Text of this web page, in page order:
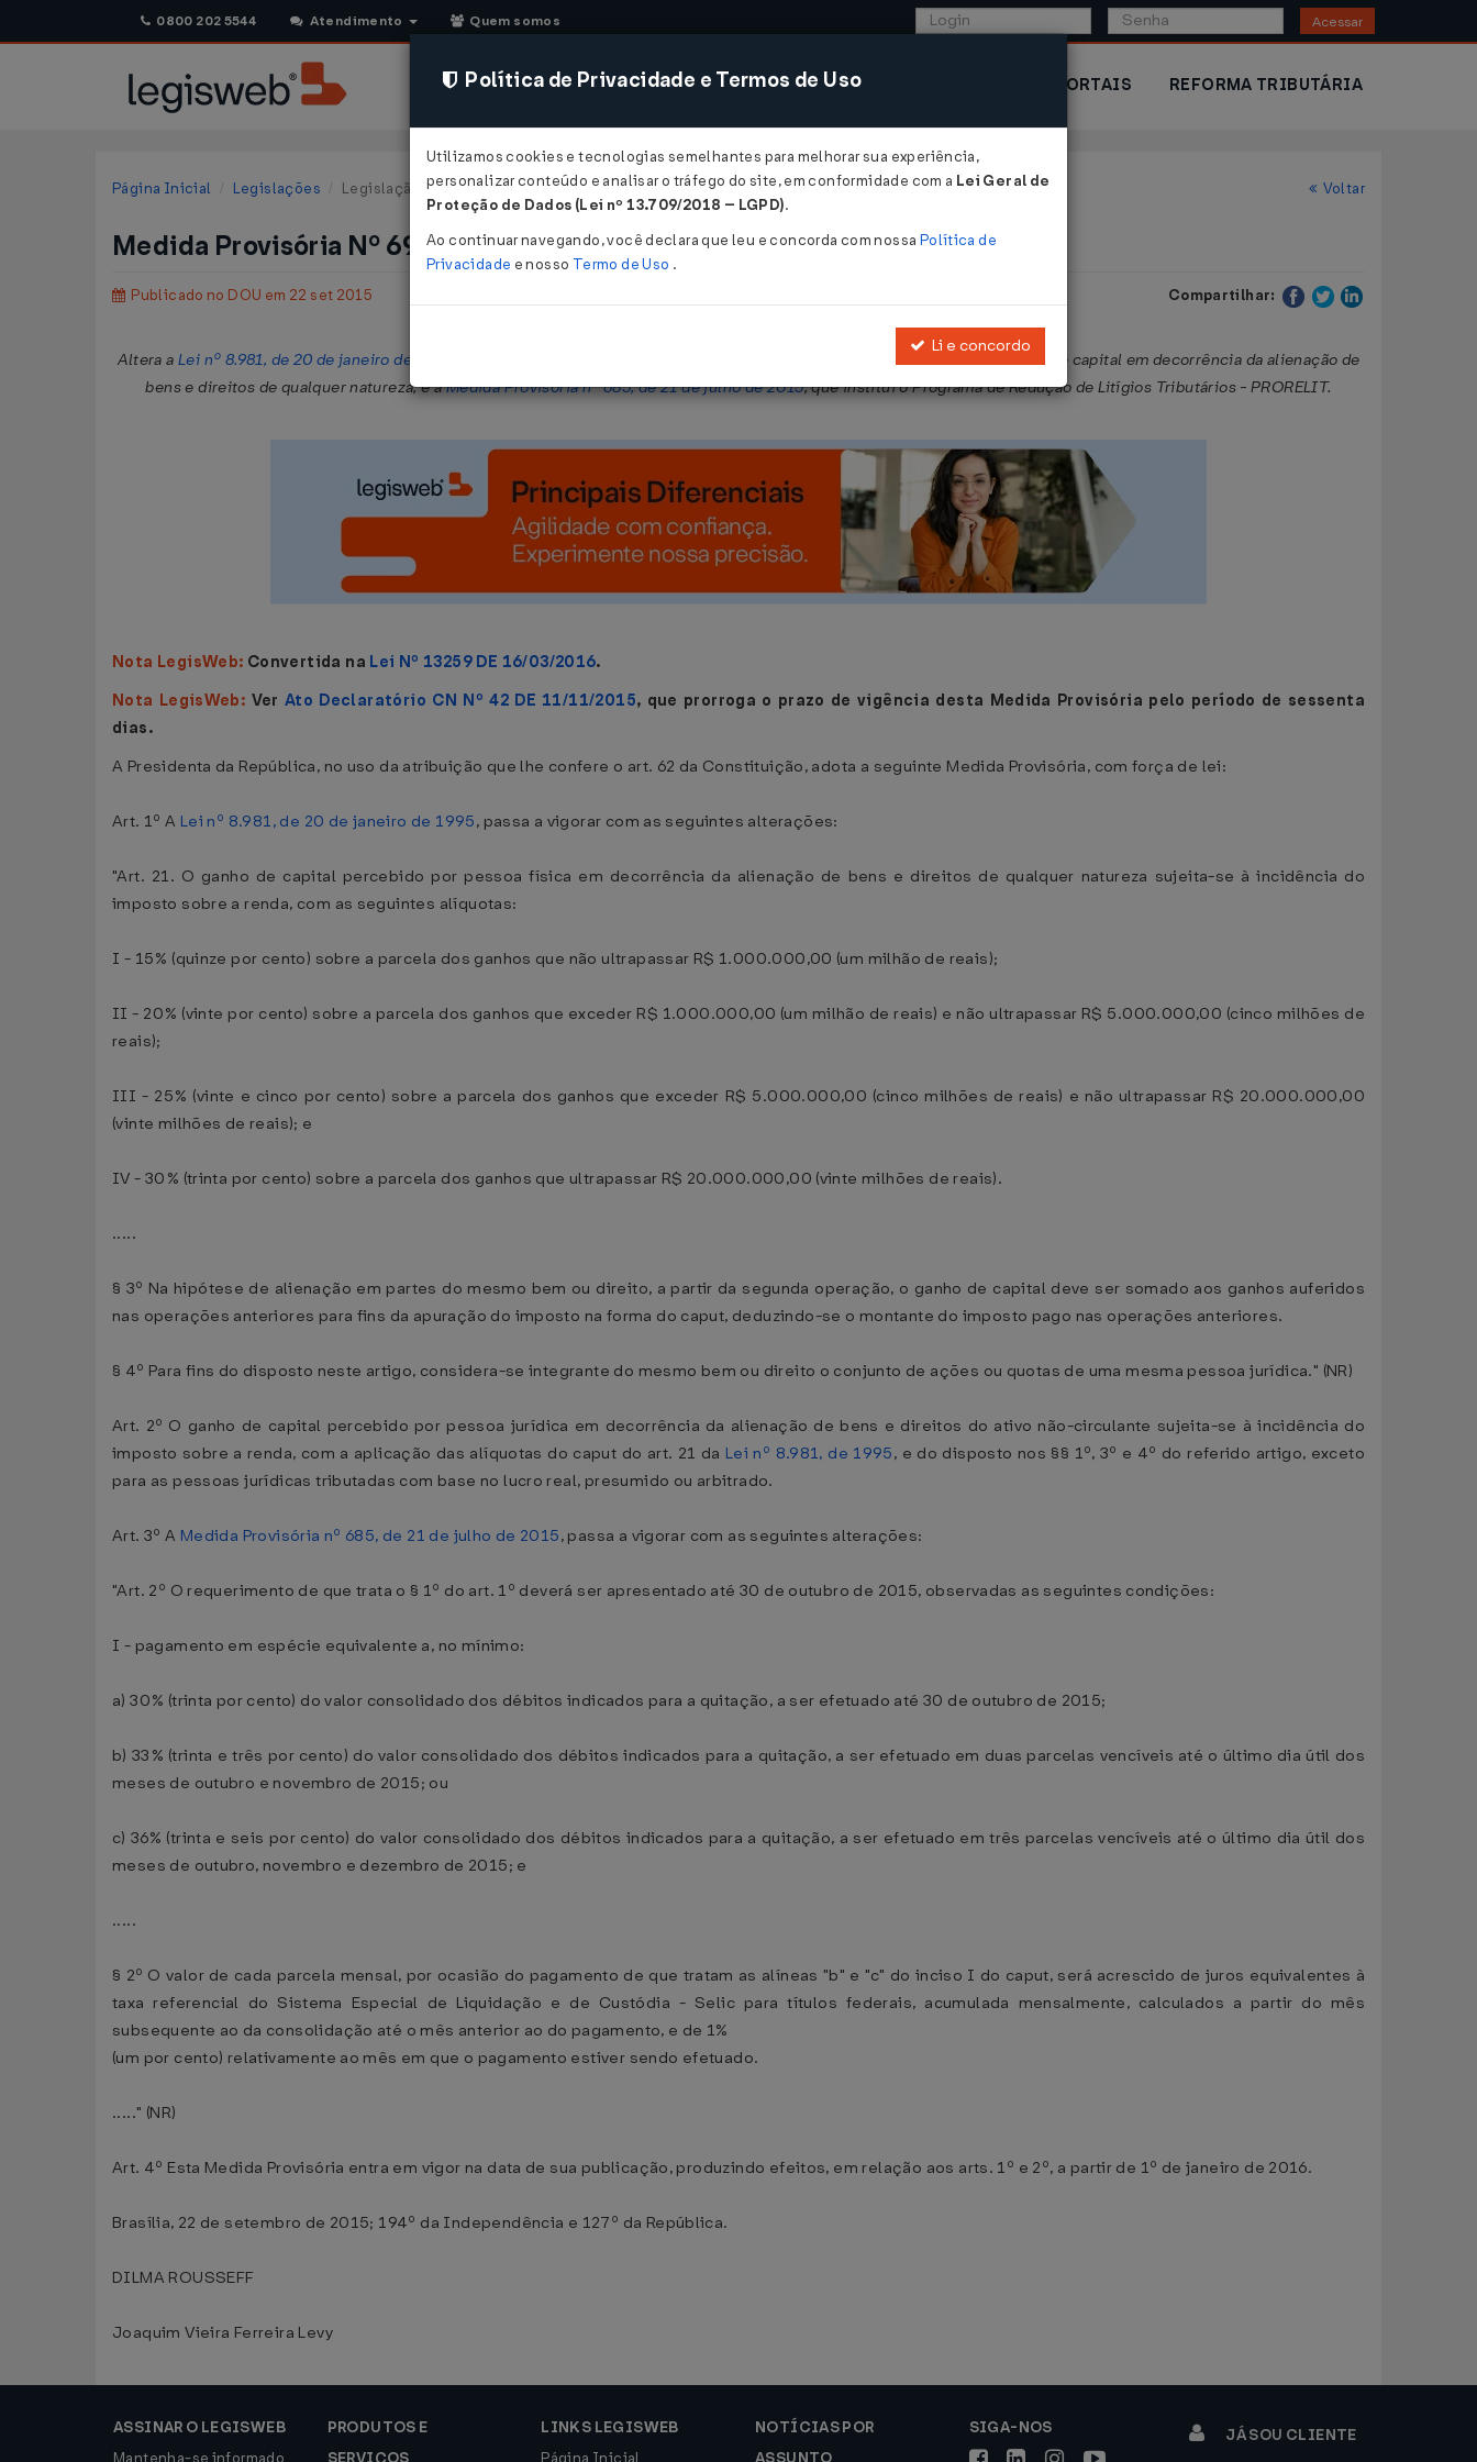
0800 202 5544 Atendimento Quem somos Acessar
CONSULTORIA SISTEMAS COMÉRCIO EXTERIOR PORTAIS REFORMA TRIBUTÁRIA
Página Inicial Legislações Legislação Federal Voltar
Medida Provisória Nº 692 DE 22/09/2015
Publicado no DOU em 22 set 2015 Compartilhar:
Altera aLei nº 8.981, de 20 de janeiro de 1995
, para dispor acerca da incidência de imposto sobre a renda na hipótese de ganho de capital em decorrência da alienação de
bens e direitos de qualquer natureza, e aMedida Provisória nº 685, de 21 de julho de 2015, que institui o Programa de Redução de Litígios Tributários - PRORELIT.
Nota LegisWeb: Convertida na Lei Nº 13259 DE 16/03/2016.
Nota LegisWeb: Ver Ato Declaratório CN Nº 42 DE 11/11/2015, que prorroga o prazo de vigência desta Medida Provisória pelo período de sessenta
dias.
A Presidenta da República, no uso da atribuição que lhe confere o art. 62 da Constituição, adota a seguinte Medida Provisória, com força de lei:
Art. 1º A Lei nº 8.981, de 20 de janeiro de 1995, passa a vigorar com as seguintes alterações:
"Art. 21. O ganho de capital percebido por pessoa física em decorrência da alienação de bens e direitos de qualquer natureza sujeita-se à incidência do
imposto sobre a renda, com as seguintes alíquotas:
I - 15% (quinze por cento) sobre a parcela dos ganhos que não ultrapassar R$ 1.000.000,00 (um milhão de reais);
II - 20% (vinte por cento) sobre a parcela dos ganhos que exceder R$ 1.000.000,00 (um milhão de reais) e não ultrapassar R$ 5.000.000,00 (cinco milhões de
reais);
III - 25% (vinte e cinco por cento) sobre a parcela dos ganhos que exceder R$ 5.000.000,00 (cinco milhões de reais) e não ultrapassar R$ 20.000.000,00
(vinte milhões de reais); e
IV - 30% (trinta por cento) sobre a parcela dos ganhos que ultrapassar R$ 20.000.000,00 (vinte milhões de reais).
.....
§ 3º Na hipótese de alienação em partes do mesmo bem ou direito, a partir da segunda operação, o ganho de capital deve ser somado aos ganhos auferidos
nas operações anteriores para fins da apuração do imposto na forma do caput, deduzindo-se o montante do imposto pago nas operações anteriores.
§ 4º Para fins do disposto neste artigo, considera-se integrante do mesmo bem ou direito o conjunto de ações ou quotas de uma mesma pessoa jurídica." (NR)
Art. 2º O ganho de capital percebido por pessoa jurídica em decorrência da alienação de bens e direitos do ativo não-circulante sujeita-se à incidência do
imposto sobre a renda, com a aplicação das alíquotas do caput do art. 21 da Lei nº 8.981, de 1995, e do disposto nos §§ 1º, 3º e 4º do referido artigo, exceto
para as pessoas jurídicas tributadas com base no lucro real, presumido ou arbitrado.
Art. 3º A Medida Provisória nº 685, de 21 de julho de 2015, passa a vigorar com as seguintes alterações:
"Art. 2º O requerimento de que trata o § 1º do art. 1º deverá ser apresentado até 30 de outubro de 2015, observadas as seguintes condições:
I - pagamento em espécie equivalente a, no mínimo:
a) 30% (trinta por cento) do valor consolidado dos débitos indicados para a quitação, a ser efetuado até 30 de outubro de 2015;
b) 33% (trinta e três por cento) do valor consolidado dos débitos indicados para a quitação, a ser efetuado em duas parcelas vencíveis até o último dia útil dos
meses de outubro e novembro de 2015; ou
c) 36% (trinta e seis por cento) do valor consolidado dos débitos indicados para a quitação, a ser efetuado em três parcelas vencíveis até o último dia útil dos
meses de outubro, novembro e dezembro de 2015; e
.....
§ 2º O valor de cada parcela mensal, por ocasião do pagamento de que tratam as alíneas "b" e "c" do inciso I do caput, será acrescido de juros equivalentes à
taxa referencial do Sistema Especial de Liquidação e de Custódia - Selic para títulos federais, acumulada mensalmente, calculados a partir do mês
subsequente ao da consolidação até o mês anterior ao do pagamento, e de 1%
(um por cento) relativamente ao mês em que o pagamento estiver sendo efetuado.
....." (NR)
Art. 4º Esta Medida Provisória entra em vigor na data de sua publicação, produzindo efeitos, em relação aos arts. 1º e 2º, a partir de 1º de janeiro de 2016.
Brasília, 22 de setembro de 2015; 194º da Independência e 127º da República.
DILMA ROUSSEFF
Joaquim Vieira Ferreira Levy
ASSINAR O LEGISWEB
Mantenha-se informado
PRODUTOS E
SERVIÇOS
LINKS LEGISWEB
Página Inicial
NOTÍCIAS POR
ASSUNTO
SIGA-NOS JÁ SOU CLIENTE
Política de Privacidade e Termos de Uso
Utilizamos cookies e tecnologias semelhantes para melhorar sua experiência,
personalizar conteúdo e analisar o tráfego do site, em conformidade com a Lei Geral de
Proteção de Dados (Lei nº 13.709/2018 – LGPD).
Ao continuar navegando, você declara que leu e concorda com nossa Política de
Privacidade e nosso Termo de Uso .
Li e concordo